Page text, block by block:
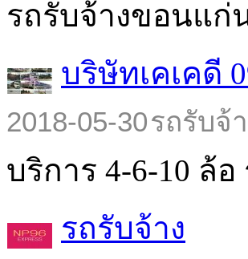
รถรับจ้างขอนแก่
บริษัทเคเคดี
2018-05-30รถรับจ้
บริการ 4-6-10 ล้อ
รถรับจ้าง